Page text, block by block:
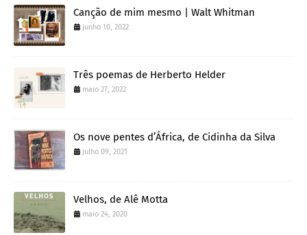
Canção de mim mesmo | Walt Whitman
junho 10, 2022
Três poemas de Herberto Helder
maio 27, 2022
Os nove pentes d’África, de Cidinha da Silva
julho 09, 2021
Velhos, de Alê Motta
maio 24, 2020